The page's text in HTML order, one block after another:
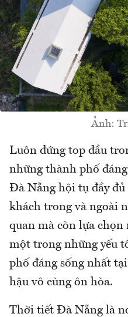
Ảnh:
Luôn đứng top đầu
những thành phố
Đà Nẵng hội tụ đầy đủ
khách trong và ngoài
quan mà còn lựa
một trong những yếu
phố đáng sống nhất
hậu vô cùng ôn hòa.
Thời tiết Đà Nẵng là